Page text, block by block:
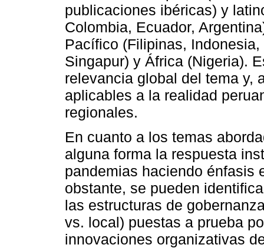
publicaciones ibéricas) y
Colombia, Ecuador,
Pacífico (Filipinas,
Singapur) y África (Nigeria).
relevancia global del tema y,
aplicables a la realidad
regionales.
En cuanto a los temas
alguna forma la respuesta
pandemias haciendo énfasis
obstante, se pueden
las estructuras de
vs. local) puestas a prueba
innovaciones organizativas